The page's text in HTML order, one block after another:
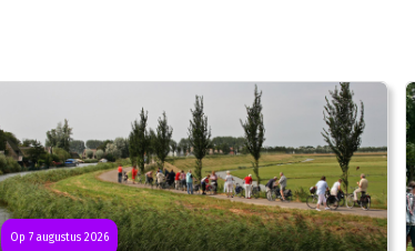
Op 7 augustus 2026